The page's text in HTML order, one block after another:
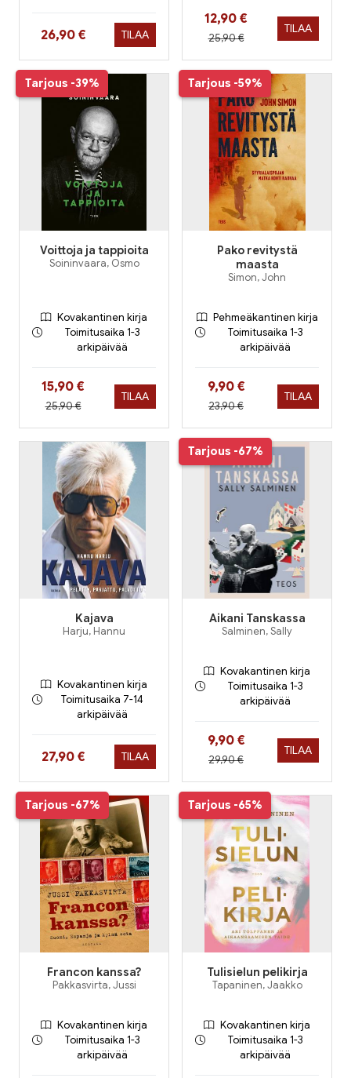
Hinta nyt
26,90 € TILAA
Hinta nyt
12,90 €
Hinta aiemmin
25,90 €
TILAA
Tarjous -39%
Voittoja ja tappioita
Soininvaara, Osmo
Kovakantinen kirja
Toimitusaika 1-3
arkipäivää
Hinta nyt
15,90 €
Hinta aiemmin
25,90 €
TILAA
Tarjous -59%
Pako revitystä
maasta
Simon, John
Pehmeäkantinen kirja
Toimitusaika 1-3
arkipäivää
Hinta nyt
9,90 €
Hinta aiemmin
23,90 €
TILAA
Kajava
Harju, Hannu
Kovakantinen kirja
Toimitusaika 7-14
arkipäivää
Hinta nyt
27,90 € TILAA
Tarjous -67%
Aikani Tanskassa
Salminen, Sally
Kovakantinen kirja
Toimitusaika 1-3
arkipäivää
Hinta nyt
9,90 €
Hinta aiemmin
29,90 €
TILAA
Tarjous -67%
Francon kanssa?
Pakkasvirta, Jussi
Kovakantinen kirja
Toimitusaika 1-3
arkipäivää
Tarjous -65%
Tulisielun pelikirja
Tapaninen, Jaakko
Kovakantinen kirja
Toimitusaika 1-3
arkipäivää